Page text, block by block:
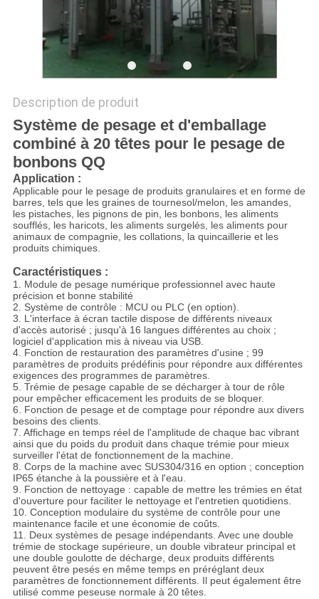
Description de produit
Système de pesage et d'emballage
combiné à 20 têtes pour le pesage de
bonbons QQ
Application :
Applicable pour le pesage de produits granulaires et en forme de
barres, tels que les graines de tournesol/melon, les amandes,
les pistaches, les pignons de pin, les bonbons, les aliments
soufflés, les haricots, les aliments surgelés, les aliments pour
animaux de compagnie, les collations, la quincaillerie et les
produits chimiques.
Caractéristiques :
1. Module de pesage numérique professionnel avec haute
précision et bonne stabilité
2. Système de contrôle : MCU ou PLC (en option).
3. L'interface à écran tactile dispose de différents niveaux
d'accès autorisé ; jusqu'à 16 langues différentes au choix ;
logiciel d'application mis à niveau via USB.
4. Fonction de restauration des paramètres d'usine ; 99
paramètres de produits prédéfinis pour répondre aux différentes
exigences des programmes de paramètres.
5. Trémie de pesage capable de se décharger à tour de rôle
pour empêcher efficacement les produits de se bloquer.
6. Fonction de pesage et de comptage pour répondre aux divers
besoins des clients.
7. Affichage en temps réel de l'amplitude de chaque bac vibrant
ainsi que du poids du produit dans chaque trémie pour mieux
surveiller l'état de fonctionnement de la machine.
8. Corps de la machine avec SUS304/316 en option ; conception
IP65 étanche à la poussière et à l'eau.
9. Fonction de nettoyage : capable de mettre les trémies en état
d'ouverture pour faciliter le nettoyage et l'entretien quotidiens.
10. Conception modulaire du système de contrôle pour une
maintenance facile et une économie de coûts.
11. Deux systèmes de pesage indépendants. Avec une double
trémie de stockage supérieure, un double vibrateur principal et
une double goulotte de décharge, deux produits différents
peuvent être pesés en même temps en préréglant deux
paramètres de fonctionnement différents. Il peut également être
utilisé comme peseuse normale à 20 têtes.